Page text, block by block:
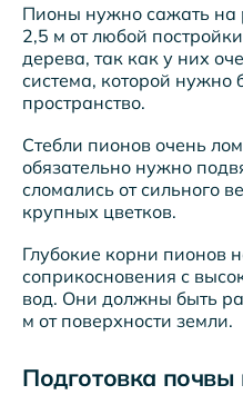
Пионы нужно сажать на
2,5 м от любой
дерева, так как у них
система, которой нужно
пространство.
Стебли пионов очень
обязательно нужно
сломались от сильного
крупных цветков.
Глубокие корни пионов
соприкосновения с
вод. Они должны быть
м от поверхности земли.
Подготовка почвы